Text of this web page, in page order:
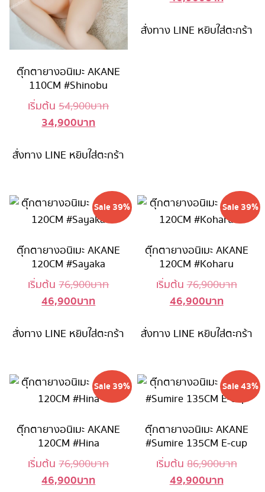
ตุ๊กตายางอนิเมะ AKANE
110CM #Shinobu
เริ่มต้น54,900บาทOriginal
54,900 บาท.
34,900บาทCurrent
is:
สั่งทาง LINE หยิบใส่ตะกร้า
is:
สั่งทาง LINE หยิบใส่ตะกร้า
Sale 39%
ตุ๊กตายางอนิเมะ AKANE
120CM #Sayaka
เริ่มต้น76,900บาทOriginal
76,900 บาท.
46,900บาทCurrent
is:
สั่งทาง LINE หยิบใส่ตะกร้า
Sale 39%
ตุ๊กตายางอนิเมะ AKANE
120CM #Koharu
เริ่มต้น76,900บาท
46,900บาทCurrent
is:
สั่งทาง LINE หยิบใส่ตะกร้า
Sale 39%
ตุ๊กตายางอนิเมะ AKANE
120CM #Hina
เริ่มต้น76,900บาทOriginal
46,900บาทCurrent
Sale 43%
ตุ๊กตายางอนิเมะ AKANE
#Sumire 135CM E-cup
เริ่มต้น86,900บาท
49,900บาทCurrent